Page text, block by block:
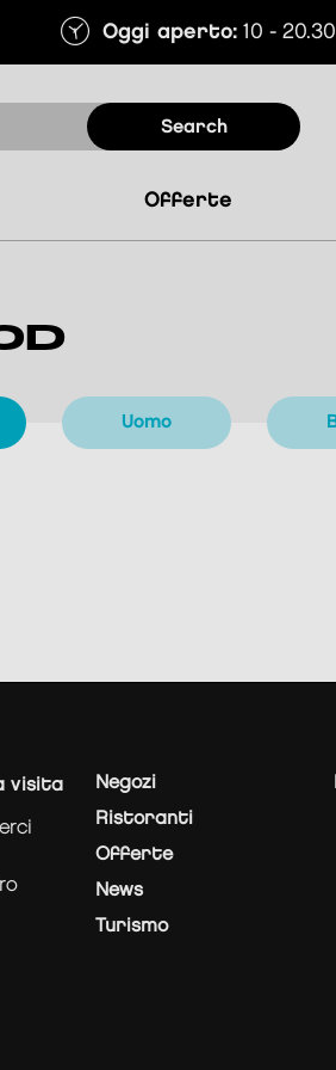
Oggi aperto:10 - 20.30
search
offerte
uomo
visita
Negozi
Ristoranti
Offerte
News
Turismo